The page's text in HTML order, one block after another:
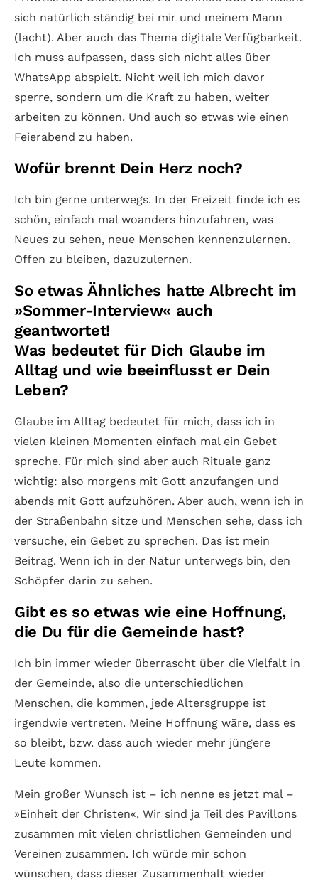
sich natürlich ständig bei mir und meinem Mann
(lacht). Aber auch das Thema digitale Verfügbarkeit.
Ich muss aufpassen, dass sich nicht alles über
WhatsApp abspielt. Nicht weil ich mich davor
sperre, sondern um die Kraft zu haben, weiter
arbeiten zu können. Und auch so etwas wie einen
Feierabend zu haben.
Wofür brennt Dein Herz noch?
Ich bin gerne unterwegs. In der Freizeit finde ich es
schön, einfach mal woanders hinzufahren, was
Neues zu sehen, neue Menschen kennenzulernen.
Offen zu bleiben, dazuzulernen.
So etwas Ähnliches hatte Albrecht im
»Sommer-Interview« auch
geantwortet!
Was bedeutet für Dich Glaube im
Alltag und wie beeinflusst er Dein
Leben?
Glaube im Alltag bedeutet für mich, dass ich in
vielen kleinen Momenten einfach mal ein Gebet
spreche. Für mich sind aber auch Rituale ganz
wichtig: also morgens mit Gott anzufangen und
abends mit Gott aufzuhören. Aber auch, wenn ich in
der Straßenbahn sitze und Menschen sehe, dass ich
versuche, ein Gebet zu sprechen. Das ist mein
Beitrag. Wenn ich in der Natur unterwegs bin, den
Schöpfer darin zu sehen.
Gibt es so etwas wie eine Hoffnung,
die Du für die Gemeinde hast?
Ich bin immer wieder überrascht über die Vielfalt in
der Gemeinde, also die unterschiedlichen
Menschen, die kommen, jede Altersgruppe ist
irgendwie vertreten. Meine Hoffnung wäre, dass es
so bleibt, bzw. dass auch wieder mehr jüngere
Leute kommen.
Mein großer Wunsch ist – ich nenne es jetzt mal –
»Einheit der Christen«. Wir sind ja Teil des Pavillons
zusammen mit vielen christlichen Gemeinden und
Vereinen zusammen. Ich würde mir schon
wünschen, dass dieser Zusammenhalt wieder